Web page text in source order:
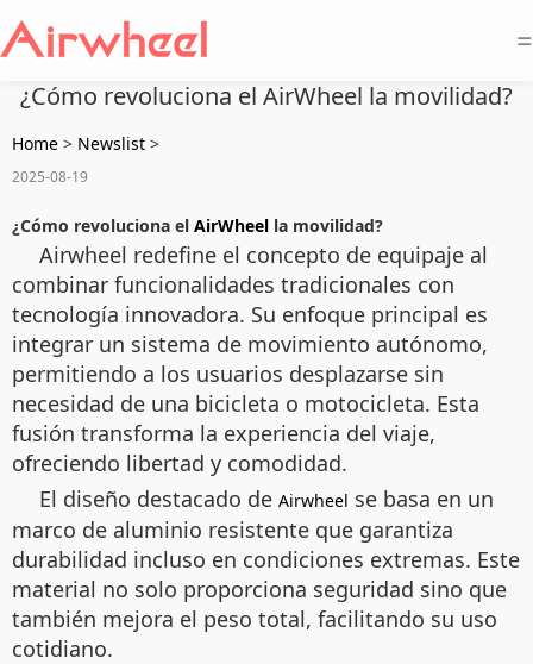
=
¿Cómo revoluciona el AirWheel la movilidad?
Home > Newslist >
2025-08-19
¿Cómo revoluciona el AirWheel la movilidad?
Airwheel redefine el concepto de equipaje al
combinar funcionalidades tradicionales con
tecnología innovadora. Su enfoque principal es
integrar un sistema de movimiento autónomo,
permitiendo a los usuarios desplazarse sin
necesidad de una bicicleta o motocicleta. Esta
fusión transforma la experiencia del viaje,
ofreciendo libertad y comodidad.
El diseño destacado de Airwheel se basa en un
marco de aluminio resistente que garantiza
durabilidad incluso en condiciones extremas. Este
material no solo proporciona seguridad sino que
también mejora el peso total, facilitando su uso
cotidiano.